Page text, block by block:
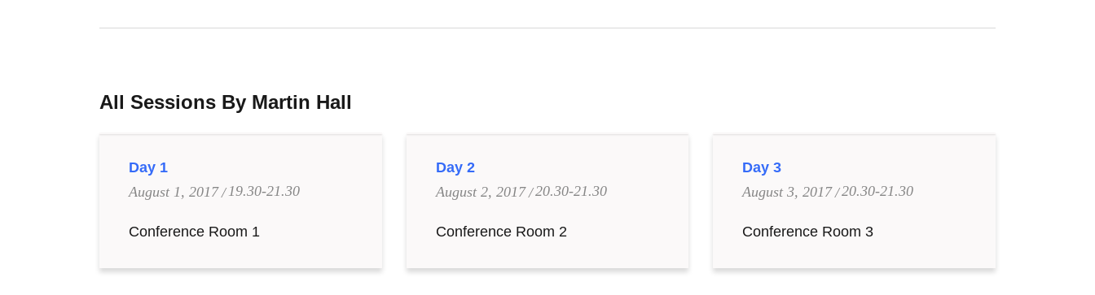
All Sessions By Martin Hall
Day 1
August 1, 2017
19.30-21.30
Conference Room 1
Day 2
August 2, 2017
20.30-21.30
Conference Room 2
Day 3
August 3, 2017 20.30-21.30
Conference Room 3